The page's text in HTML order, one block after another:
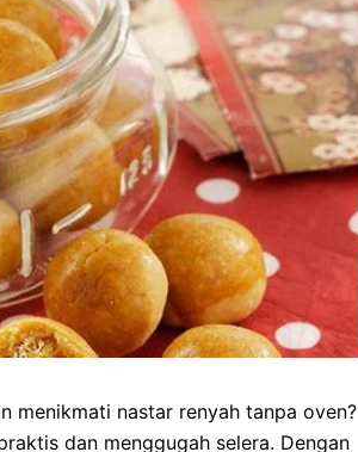
menikmati nastar renyah tanpa oven?
dan menggugah selera. Dengan